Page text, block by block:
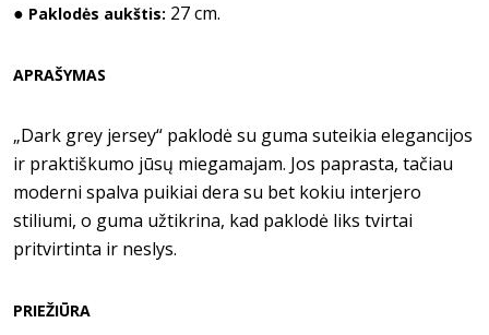
● Paklodės aukštis: 27 cm.
APRAŠYMAS
„Dark grey jersey“ paklodė su guma suteikia elegancijos
ir praktiškumo jūsų miegamajam. Jos paprasta, tačiau
moderni spalva puikiai dera su bet kokiu interjero
stiliumi, o guma užtikrina, kad paklodė liks tvirtai
pritvirtinta ir neslys.
PRIEŽIŪRA